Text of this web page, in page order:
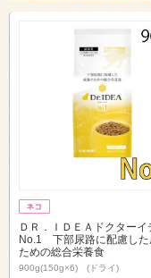
ＤＲ．ＩＤＥＡドクター
No.1 下部尿路に配慮した
ための総合栄養食
900g(150g×6) (ドライ)